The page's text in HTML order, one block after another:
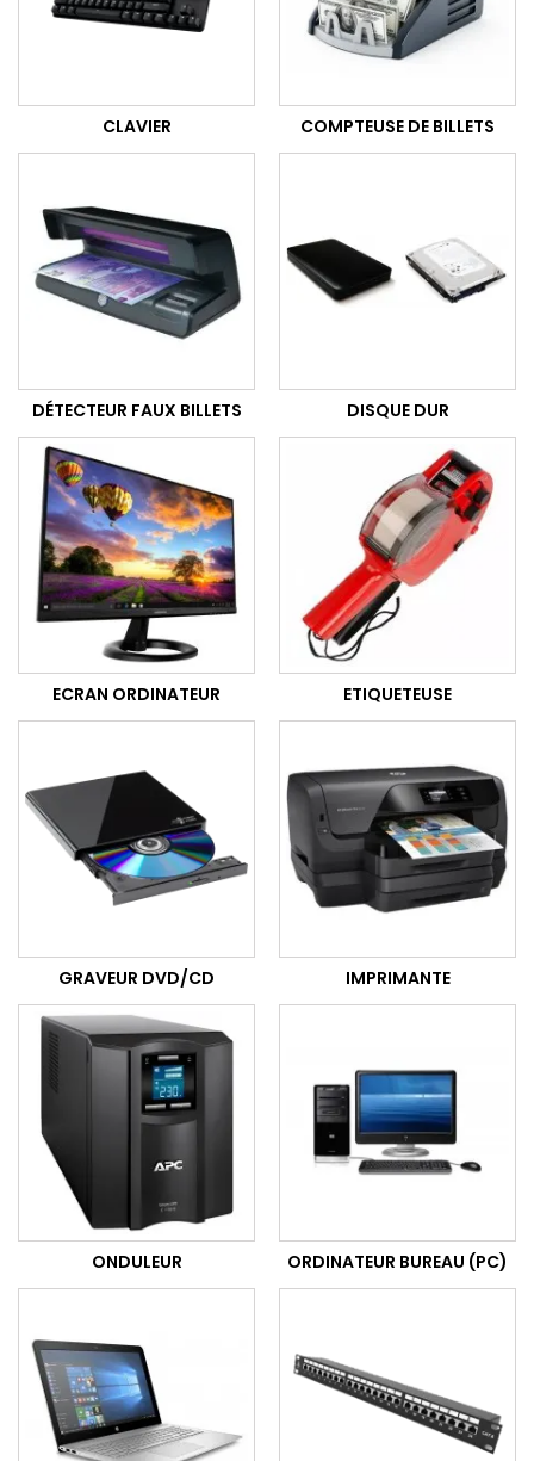
CLAVIER COMPTEUSE DE BILLETS
DÉTECTEUR FAUX BILLETS DISQUE DUR
ECRAN ORDINATEUR ETIQUETEUSE
GRAVEUR DVD/CD IMPRIMANTE
ONDULEUR ORDINATEUR BUREAU (PC)